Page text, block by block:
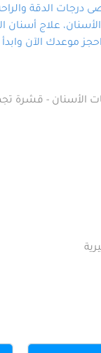
الدقة
علاج أسنان
موعدك الآن وابدأ
الأسنان - قشرة